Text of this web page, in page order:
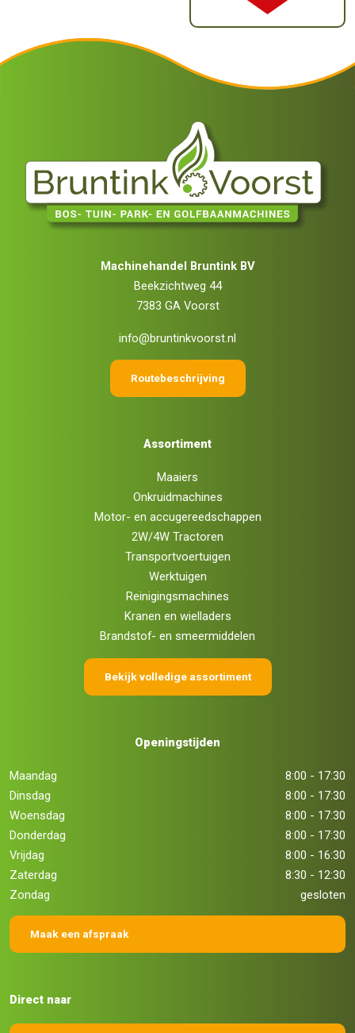
Machinehandel Bruntink BV
Beekzichtweg 44
7383 GA Voorst
info@bruntinkvoorst.nl
Routebeschrijving
Assortiment
Maaiers
Onkruidmachines
Motor- en accugereedschappen
2W/4W Tractoren
Transportvoertuigen
Werktuigen
Reinigingsmachines
Kranen en wielladers
Brandstof- en smeermiddelen
Bekijk volledige assortiment
Openingstijden
Maandag
8:00 - 17:30
Dinsdag
8:00 - 17:30
Woensdag
8:00 - 17:30
Donderdag
8:00 - 17:30
Vrijdag
8:00 - 16:30
Zaterdag
8:30 - 12:30
Zondag
gesloten
Maak een afspraak
Direct naar